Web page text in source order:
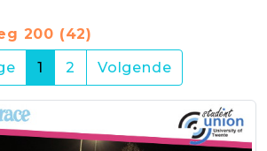
200 (42)
1 (current)
2 Volgende